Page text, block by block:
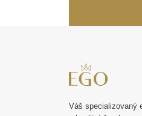
Váš specializovaný